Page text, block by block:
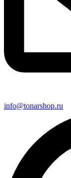
info@tonarshop.ru